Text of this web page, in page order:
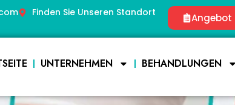
Finden Sie Unseren Standort Angebot
UNTERNEHMEN BEHANDLUNGEN